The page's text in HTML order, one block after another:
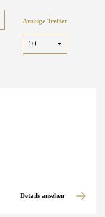
Anzeige Treffer
Details ansehen